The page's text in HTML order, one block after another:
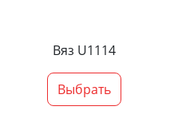
Вяз U1114
Выбрать